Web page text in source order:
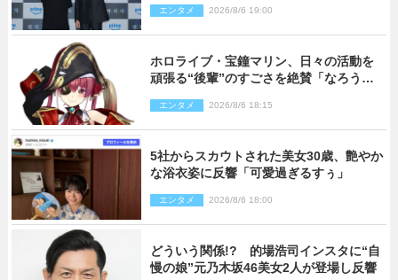
かった」
エンタメ 2026/8/6 19:00
ホロライブ・宝鐘マリン、日々の活動を
頑張る“後輩”のすごさを絶賛「なろう系
エンタメ 2026/8/6 18:15
5社からスカウトされた美女30歳、艶やか
な浴衣姿に反響「可愛過ぎるすぅ」
エンタメ 2026/8/6 18:00
どういう関係!? 的場浩司インスタに“自
慢の娘”元乃木坂46美女2人が登場し反響